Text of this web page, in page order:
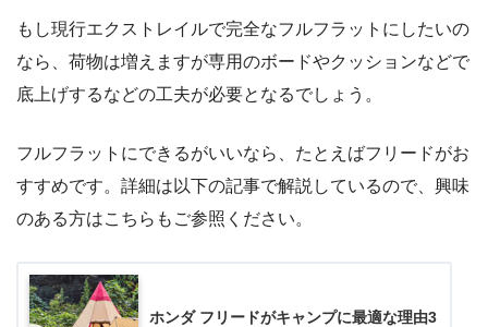
もし現行エクストレイルで完全なフルフラットにしたいの
なら、荷物は増えますが専用のボードやクッションなどで
底上げするなどの工夫が必要となるでしょう。
フルフラットにできるがいいなら、たとえばフリードがお
すすめです。詳細は以下の記事で解説しているので、興味
のある方はこちらもご参照ください。
ホンダ フリードがキャンプに最適な理由3